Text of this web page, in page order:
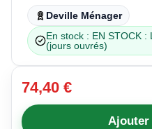
Deville Ménager
En stock : EN STOCK
(jours ouvrés)
74,40 €
Ajouter